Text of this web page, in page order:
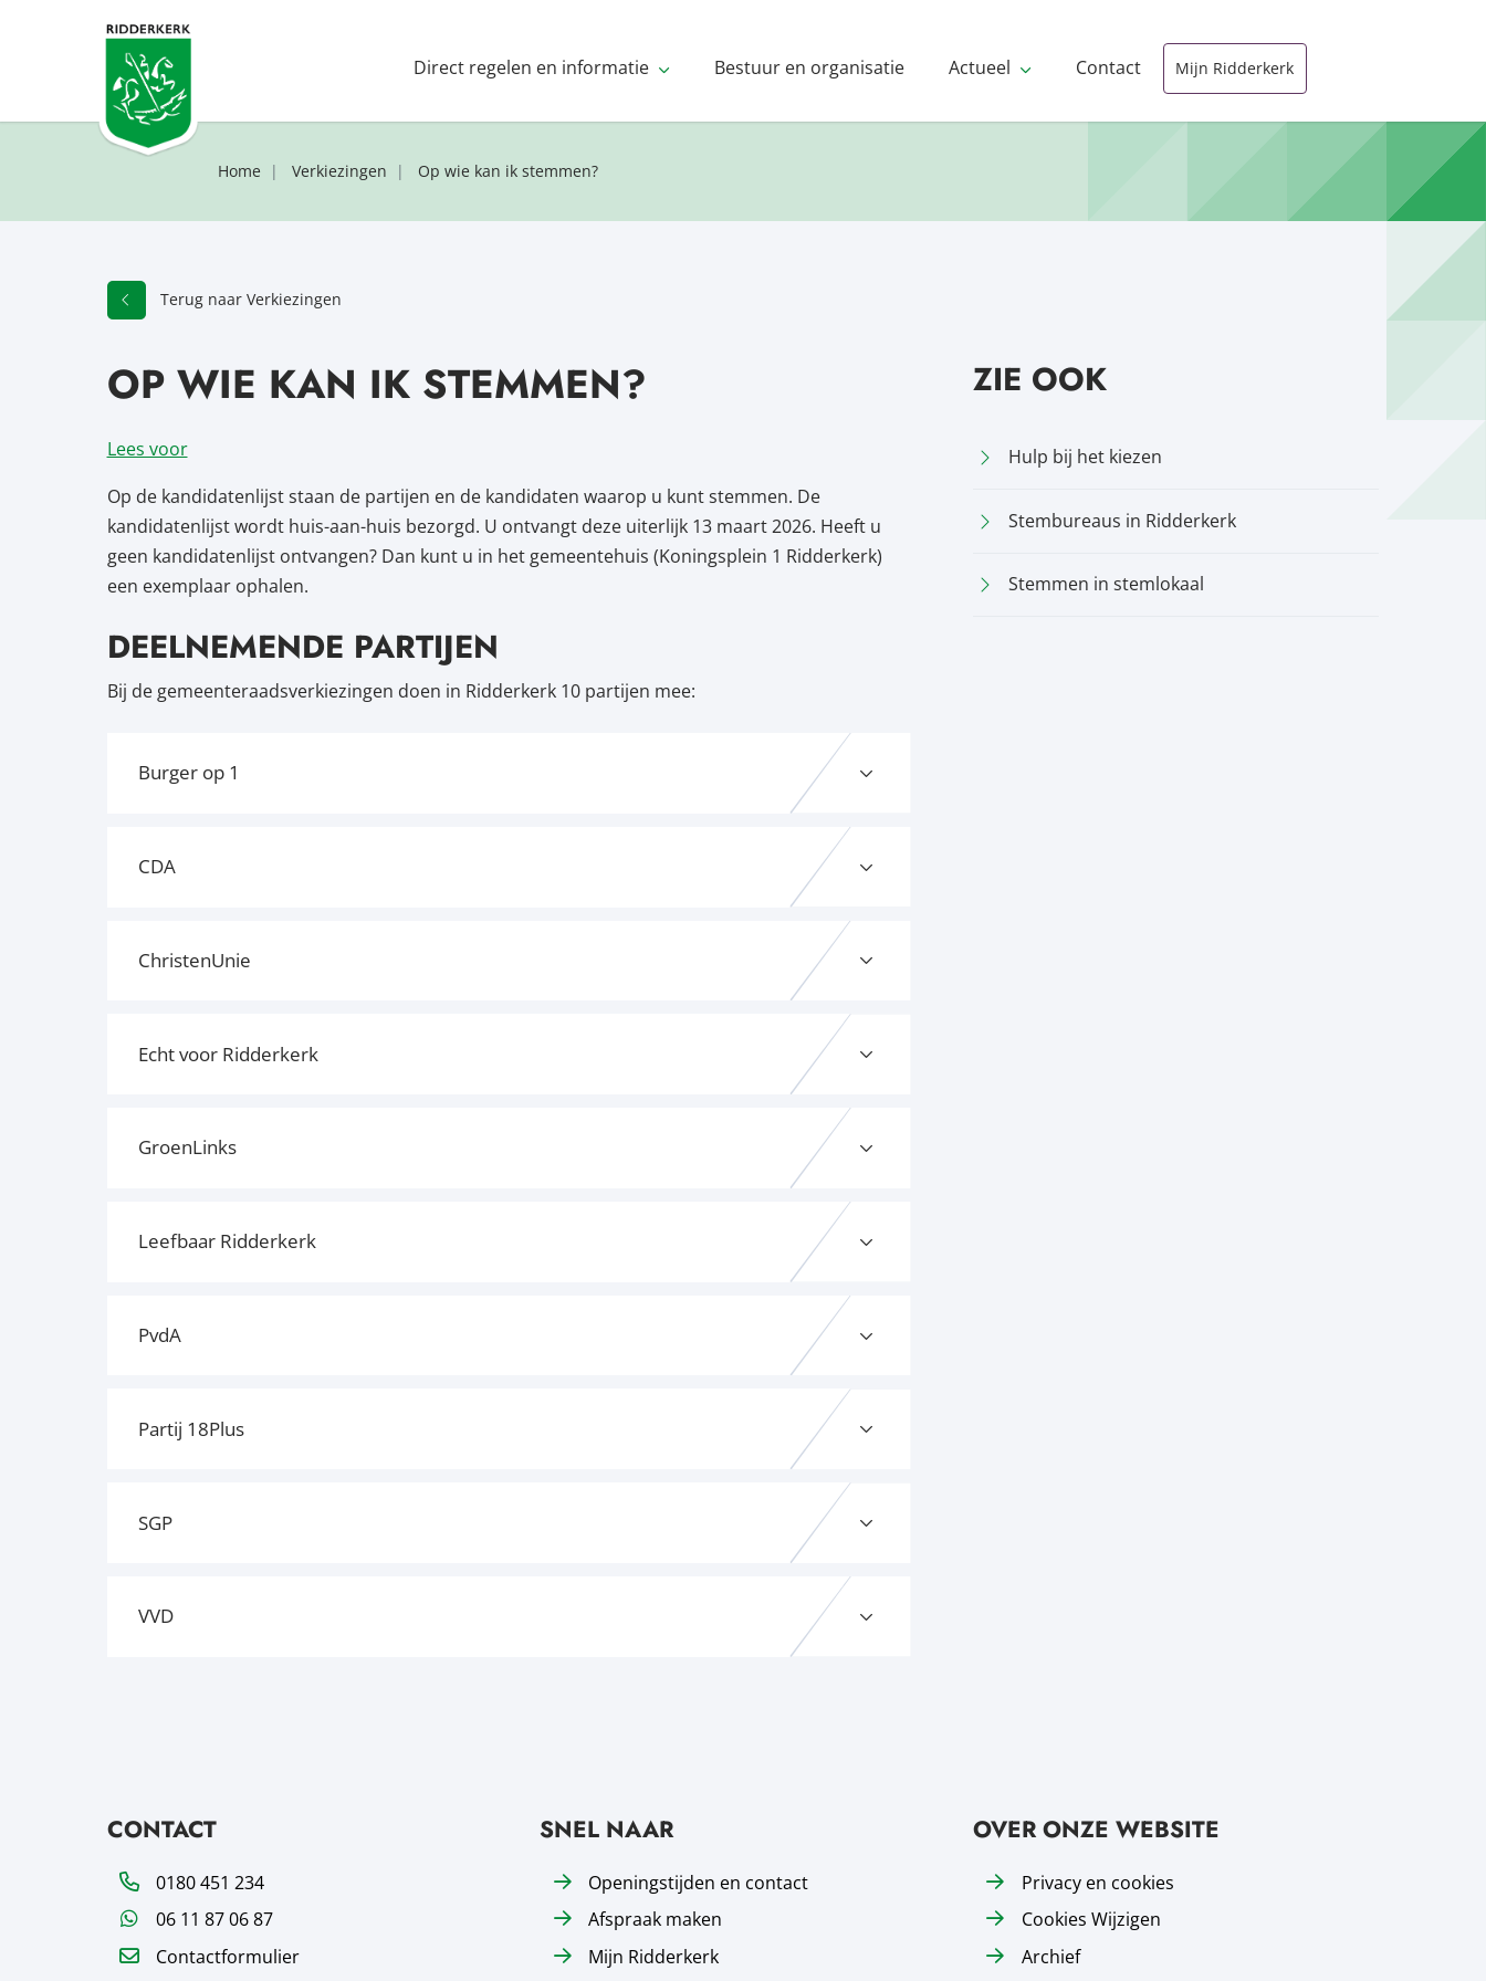
Direct regelen en informatie Bestuur en organisatie Actueel Contact Mijn Ridderkerk
Home Verkiezingen Op wie kan ik stemmen?
Terug naar Verkiezingen
OP WIE KAN IK STEMMEN?
Lees voor
Op de kandidatenlijst staan de partijen en de kandidaten waarop u kunt stemmen. De
kandidatenlijst wordt huis-aan-huis bezorgd. U ontvangt deze uiterlijk 13 maart 2026. Heeft u
geen kandidatenlijst ontvangen? Dan kunt u in het gemeentehuis (Koningsplein 1 Ridderkerk)
een exemplaar ophalen.
DEELNEMENDE PARTIJEN
Bij de gemeenteraadsverkiezingen doen in Ridderkerk 10 partijen mee:
Burger op 1
CDA
ChristenUnie
Echt voor Ridderkerk
GroenLinks
Leefbaar Ridderkerk
PvdA
Partij 18Plus
SGP
VVD
ZIE OOK
Hulp bij het kiezen
Stembureaus in Ridderkerk
Stemmen in stemlokaal
CONTACT
Telefoon0180 451 234
WhatsApp06 11 87 06 87
Contactformulier
SNEL NAAR
Openingstijden en contact
Afspraak maken
Mijn Ridderkerk
OVER ONZE WEBSITE
Privacy en cookies
Cookies Wijzigen
Archief